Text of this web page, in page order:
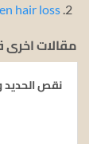
hair loss
مقالات
نقص